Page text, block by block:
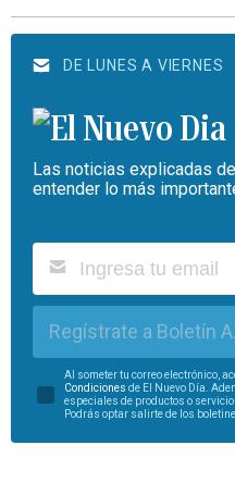
DE LUNES A VIERNES
Las noticias explicadas
entender lo más
Regístrate a Boletín
Al someter tu correo electrónico,
Condiciones de El Nuevo Día.
especiales de productos o
Podrás optar salirte de los